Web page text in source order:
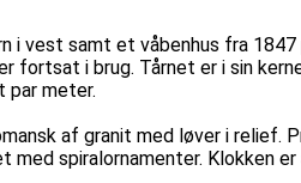
i vest samt et våbenhus fra
i brug. Tårnet er i sin
par meter.
af granit med løver i relief.
spiralornamenter. Klokken